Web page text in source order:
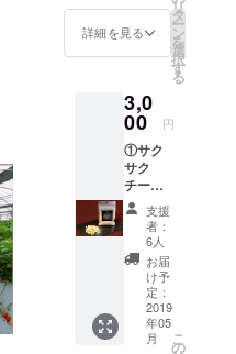
ゴ）内
容量13
ｇ 3袋
詳細を見る
リ
タ
ー
ン
を
選
択
す
る
3,0
00 円
①サク
サク
チー
ズ 5
袋 内
容量25
ｇ ②サ
クサク
コー
ン 5
袋 内
容量25
支援
者：
6人
お届
け予
定：
2019
年05
月
こ
の